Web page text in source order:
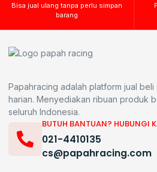
Bisa jual ulang tanpa perlu simpan
barang
Papahracing adalah platform jual
harian. Menyediakan ribuan produk
seluruh Indonesia.
BUTUH BANTUAN? HUBUNGI
021-4410135
cs@papahracing.com